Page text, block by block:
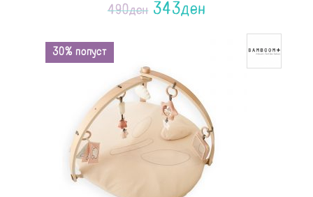
490ден 343ден
30% попуст